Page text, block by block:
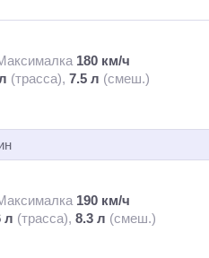
180 км/ч
(трасса), 7.5 л (смеш.)
190 км/ч
л (трасса), 8.3 л (смеш.)